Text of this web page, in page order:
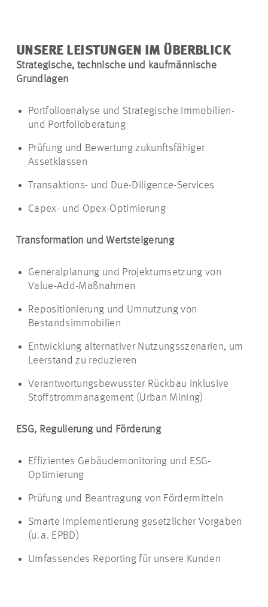
UNSERE LEISTUNGEN IM ÜBERBLICK
Strategische, technische und kaufmännische
Grundlagen
Portfolioanalyse und Strategische Immobilien-
und Portfolioberatung
Prüfung und Bewertung zukunftsfähiger
Assetklassen
Transaktions- und Due-Diligence-Services
Capex- und Opex-Optimierung
Transformation und Wertsteigerung
Generalplanung und Projektumsetzung von
Value-Add-Maßnahmen
Repositionierung und Umnutzung von
Bestandsimmobilien
Entwicklung alternativer Nutzungsszenarien, um
Leerstand zu reduzieren
Verantwortungsbewusster Rückbau inklusive
Stoffstrommanagement (Urban Mining)
ESG, Regulierung und Förderung
Effizientes Gebäudemonitoring und ESG-
Optimierung
Prüfung und Beantragung von Fördermitteln
Smarte Implementierung gesetzlicher Vorgaben
(u. a. EPBD)
Umfassendes Reporting für unsere Kunden